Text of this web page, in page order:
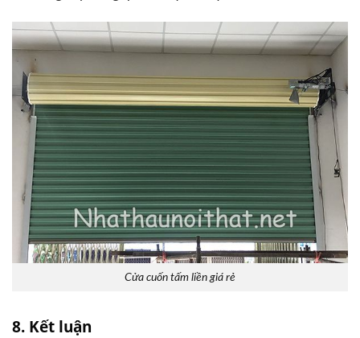
Cửa cuốn tấm liền giá rẻ
8. Kết luận